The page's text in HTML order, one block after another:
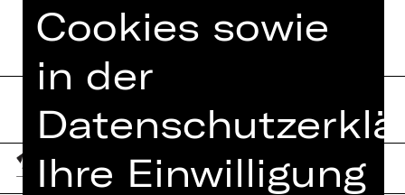
Cookies sowie
in der
Ihre Einwilligung